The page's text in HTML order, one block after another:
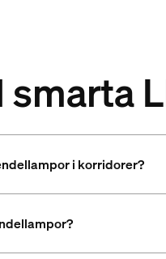
smarta
i korridorer?